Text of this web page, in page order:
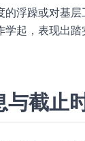
的浮躁或对基
学起，表现出
与截止